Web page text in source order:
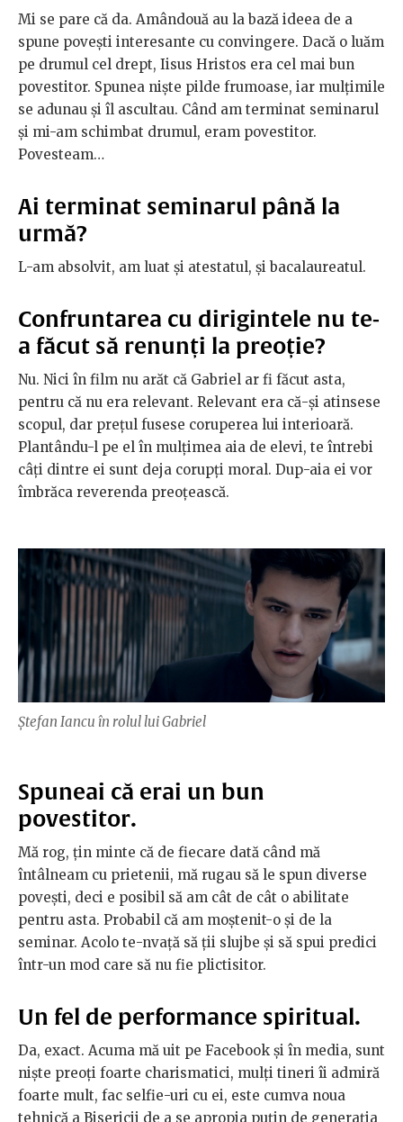
Mi se pare că da. Amândouă au la bază ideea de a
spune povești interesante cu convingere. Dacă o luăm
pe drumul cel drept, Iisus Hristos era cel mai bun
povestitor. Spunea niște pilde frumoase, iar mulțimile
se adunau și îl ascultau. Când am terminat seminarul
și mi-am schimbat drumul, eram povestitor.
Povesteam…
Ai terminat seminarul până la
urmă?
L-am absolvit, am luat și atestatul, și bacalaureatul.
Confruntarea cu dirigintele nu te-
a făcut să renunți la preoție?
Nu. Nici în film nu arăt că Gabriel ar fi făcut asta,
pentru că nu era relevant. Relevant era că-și atinsese
scopul, dar prețul fusese coruperea lui interioară.
Plantându-l pe el în mulțimea aia de elevi, te întrebi
câți dintre ei sunt deja corupți moral. Dup-aia ei vor
îmbrăca reverenda preoțească.
Ștefan Iancu în rolul lui Gabriel
Spuneai că erai un bun
povestitor.
Mă rog, țin minte că de fiecare dată când mă
întâlneam cu prietenii, mă rugau să le spun diverse
povești, deci e posibil să am cât de cât o abilitate
pentru asta. Probabil că am moștenit-o și de la
seminar. Acolo te-nvață să ții slujbe și să spui predici
într-un mod care să nu fie plictisitor.
Un fel de performance spiritual.
Da, exact. Acuma mă uit pe Facebook și în media, sunt
niște preoți foarte charismatici, mulți tineri îi admiră
foarte mult, fac selfie-uri cu ei, este cumva noua
tehnică a Bisericii de a se apropia puțin de generația